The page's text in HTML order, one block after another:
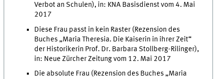
Verbot an Schulen), in: KNA Basisdienst vom 4. Mai
2017
Diese Frau passt in kein Raster (Rezension des
Buches „Maria Theresia. Die Kaiserin in ihrer Zeit“
der Historikerin Prof. Dr. Barbara Stollberg-Rilinger),
in: Neue Zürcher Zeitung vom 12. Mai 2017
Die absolute Frau (Rezension des Buches „Maria